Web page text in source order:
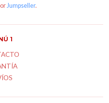
Jumpseller.
1